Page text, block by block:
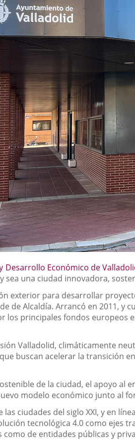
Desarrollo Económico de
sea una ciudad innovadora,
exterior para desarrollar
de Alcaldía. Arrancó en 2011,
los principales fondos europeos
Valladolid, climáticamente
buscan acelerar la transición
de la ciudad, el apoyo al
modelo económico junto al
ciudades del siglo XXI, y en
tecnológica 4.0 como ejes
como de entidades públicas y